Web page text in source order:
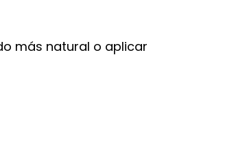
más natural o aplicar